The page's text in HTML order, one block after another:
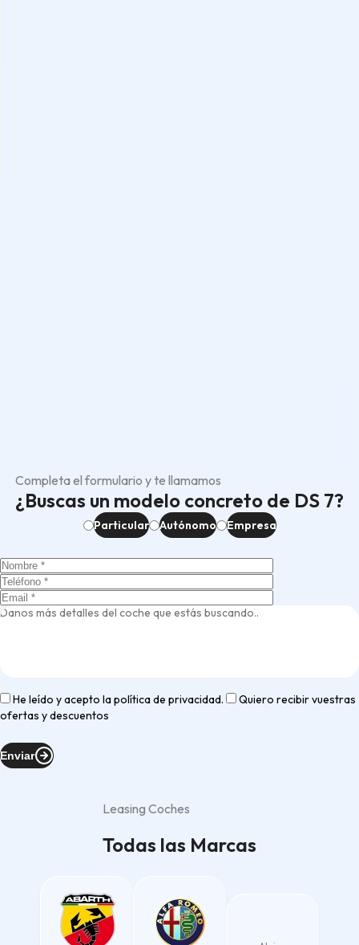
Completa el formulario y te llamamos
¿Buscas un modelo concreto de DS 7?
Particular Autónomo Empresa
He leído y acepto lapolítica de privacidad.
Quiero recibir vuestras
ofertas y descuentos
Enviar
Leasing Coches
Todas las Marcas